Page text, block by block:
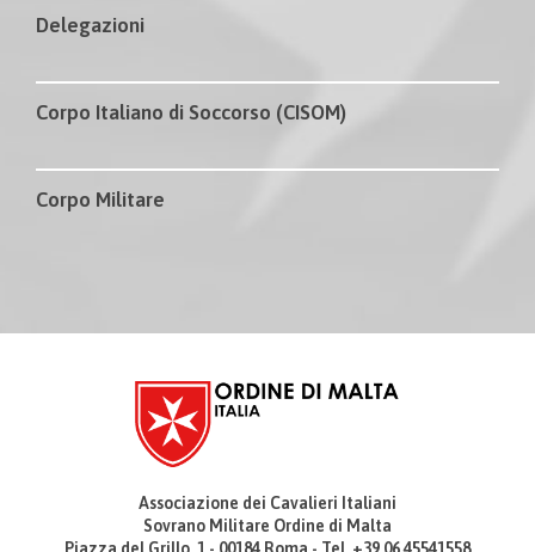
Delegazioni
Corpo Italiano di Soccorso (CISOM)
Corpo Militare
Associazione dei Cavalieri Italiani
Sovrano Militare Ordine di Malta
Piazza del Grillo, 1 - 00184 Roma - Tel. +39 06 45541558